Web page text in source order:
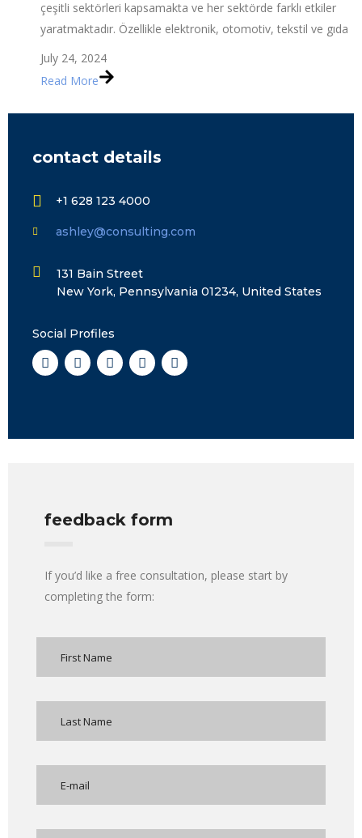
çeşitli sektörleri kapsamakta ve her sektörde farklı etkiler
yaratmaktadır. Özellikle elektronik, otomotiv, tekstil ve gıda
July 24, 2024
Read More
contact details
+1 628 123 4000
ashley@consulting.com
131 Bain Street
New York, Pennsylvania 01234, United States
Social Profiles
feedback form
If you’d like a free consultation, please start by
completing the form: